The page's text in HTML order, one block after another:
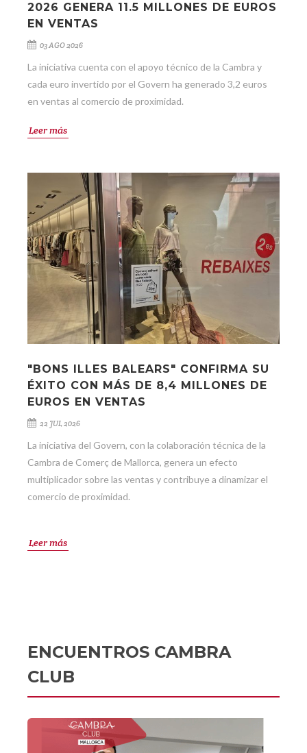
2026 GENERA 11.5 MILLONES DE EUROS
EN VENTAS
03 AGO 2026
La iniciativa cuenta con el apoyo técnico de la Cambra y
cada euro invertido por el Govern ha generado 3,2 euros
en ventas al comercio de proximidad.
Leer más
"BONS ILLES BALEARS" CONFIRMA SU
ÉXITO CON MÁS DE 8,4 MILLONES DE
EUROS EN VENTAS
22 JUL 2026
La iniciativa del Govern, con la colaboración técnica de la
Cambra de Comerç de Mallorca, genera un efecto
multiplicador sobre las ventas y contribuye a dinamizar el
comercio de proximidad.
Leer más
ENCUENTROS CAMBRA
CLUB